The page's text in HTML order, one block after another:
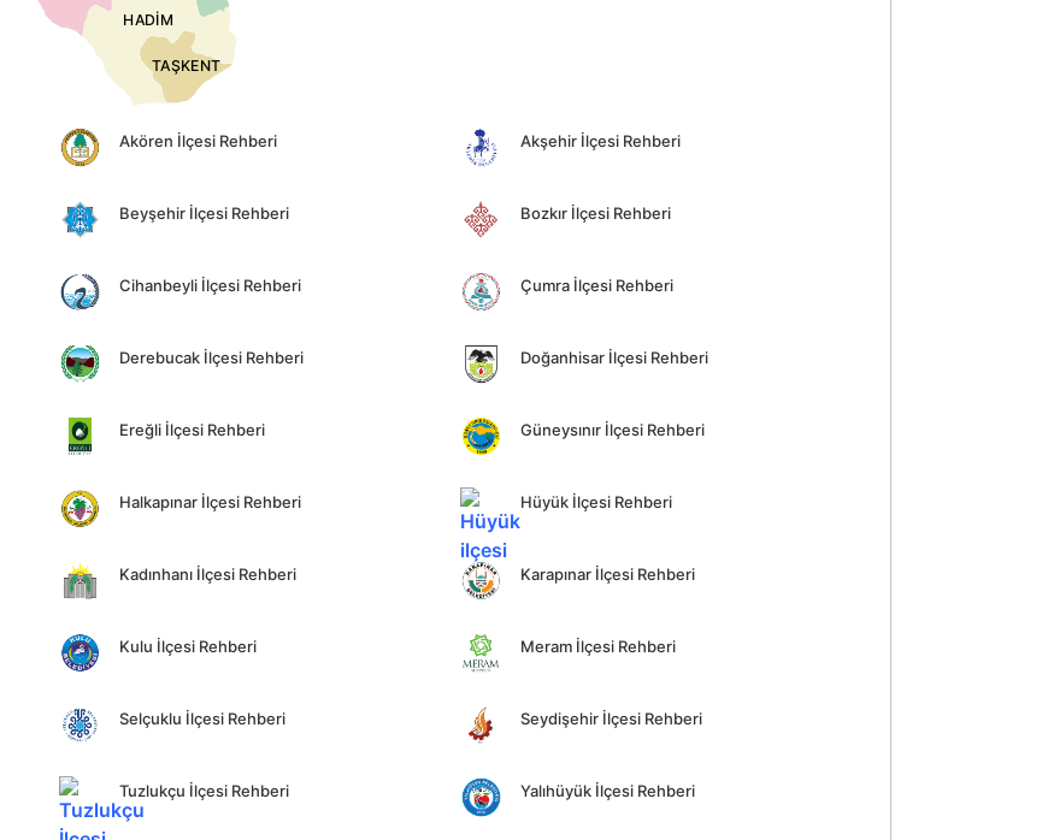
HADİM
TAŞKENT
Akören İlçesi Rehberi Akşehir İlçesi Rehberi
Beyşehir İlçesi Rehberi Bozkır İlçesi Rehberi
Cihanbeyli İlçesi Rehberi Çumra İlçesi Rehberi
Derebucak İlçesi Rehberi Doğanhisar İlçesi Rehberi
Ereğli İlçesi Rehberi Güneysınır İlçesi Rehberi
Halkapınar İlçesi Rehberi Hüyük İlçesi Rehberi
Kadınhanı İlçesi Rehberi Karapınar İlçesi Rehberi
Kulu İlçesi Rehberi Meram İlçesi Rehberi
Selçuklu İlçesi Rehberi Seydişehir İlçesi Rehberi
Tuzlukçu İlçesi Rehberi Yalıhüyük İlçesi Rehberi